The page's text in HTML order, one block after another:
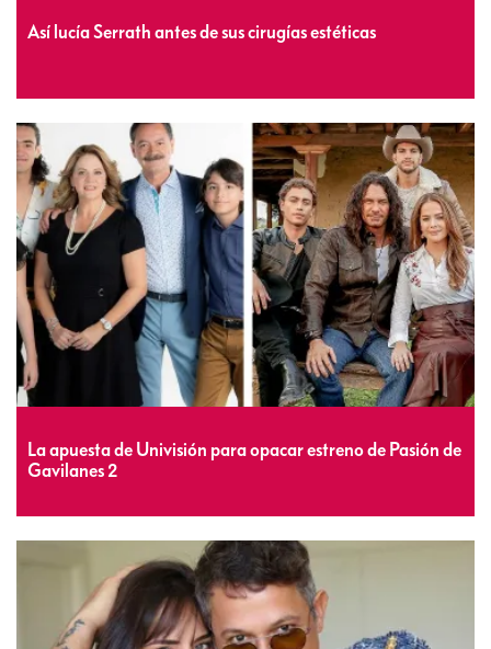
Así lucía Serrath antes de sus cirugías estéticas
La apuesta de Univisión para opacar estreno de Pasión de
Gavilanes 2